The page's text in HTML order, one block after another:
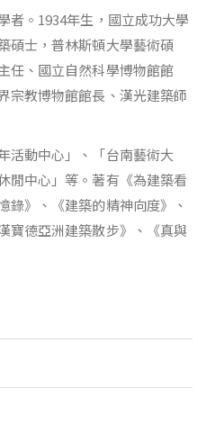
者。1934年生，國立成功大學
碩士，普林斯頓大學藝術碩
任、國立自然科學博物館館
宗教博物館館長、漢光建築師
活動中心」、「台南藝術大
閒中心」等。著有《為建築看
錄》、《建築的精神向度》、
寶德亞洲建築散步》、《真與